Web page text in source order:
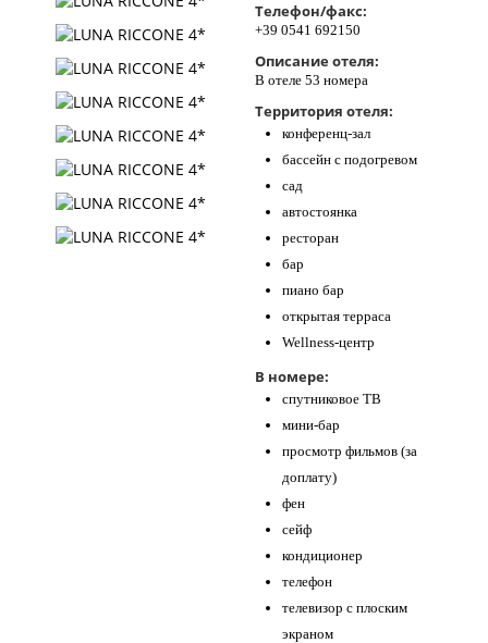
Телефон/факс:
+39 0541 692150
Описание отеля:
В отеле 53 номера
Территория отеля:
конференц-зал
бассейн с подогревом
сад
автостоянка
ресторан
бар
пиано бар
открытая терраса
Wellness-центр
В номере:
спутниковое ТВ
мини-бар
просмотр фильмов (за
доплату)
фен
сейф
кондиционер
телефон
телевизор с плоским
экраном